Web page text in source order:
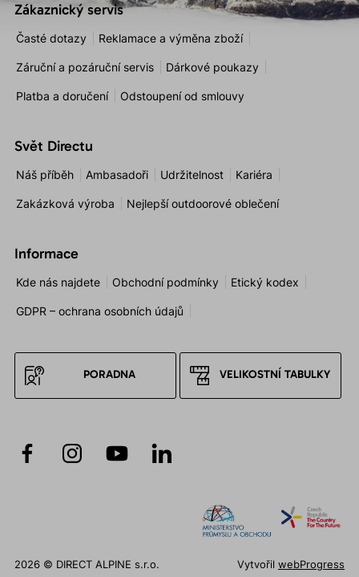
Zákaznický servis
Časté dotazy Reklamace a výměna zboží
Záruční a pozáruční servis Dárkové poukazy
Platba a doručení Odstoupení od smlouvy
Svět Directu
Náš příběh Ambasadoři Udržitelnost Kariéra
Zakázková výroba Nejlepší outdoorové oblečení
Informace
Kde nás najdete Obchodní podmínky Etický kodex
GDPR – ochrana osobních údajů
PORADNA VELIKOSTNÍ TABULKY
2026 © DIRECT ALPINE s.r.o. VytvořilwebProgress